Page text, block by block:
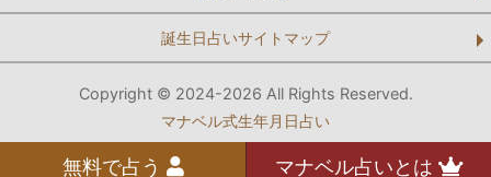
誕生日占いサイトマップ
Copyright © 2024-2026 All Rights Reserved.
マナベル式生年月日占い
無料で占う マナベル占いとは